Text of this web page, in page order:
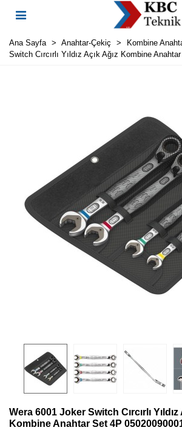
Ana Sayfa > Anahtar-Çekiç > Kombine
Switch Cırcırlı Yıldız Açık Ağız Kombine
Wera 6001 Joker Switch Cırcırlı Yıldız
Kombine Anahtar Set 4P